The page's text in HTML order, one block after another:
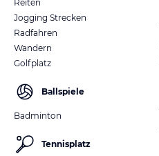
Reiten
Jogging Strecken
Radfahren
Wandern
Golfplatz
Ballspiele
Badminton
Tennisplatz